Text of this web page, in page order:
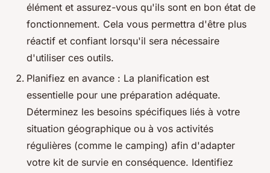
élément et assurez-vous qu'ils sont en bon état de
fonctionnement. Cela vous permettra d'être plus
réactif et confiant lorsqu'il sera nécessaire
d'utiliser ces outils.
Planifiez en avance : La planification est
essentielle pour une préparation adéquate.
Déterminez les besoins spécifiques liés à votre
situation géographique ou à vos activités
régulières (comme le camping) afin d'adapter
votre kit de survie en conséquence. Identifiez